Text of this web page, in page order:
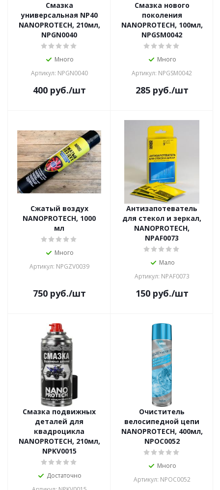
Смазка
универсальная NP40
NANOPROTECH, 210мл,
NPGN0040
Много
Артикул: NPGN0040
400руб./шт
Смазка нового
поколения
NANOPROTECH, 100мл,
NPGSM0042
Много
Артикул: NPGSM0042
285руб./шт
Сжатый воздух
NANOPROTECH, 1000
мл
Много
Артикул: NPGZV0039
750руб./шт
Антизапотеватель
для стекол и зеркал,
NANOPROTECH,
NPAF0073
Мало
Артикул: NPAF0073
150руб./шт
Смазка подвижных
деталей для
квадроцикла
NANOPROTECH, 210мл,
NPKV0015
Достаточно
Очиститель
велосипедной цепи
NANOPROTECH, 400мл,
NPOC0052
Много
Артикул: NPOC0052